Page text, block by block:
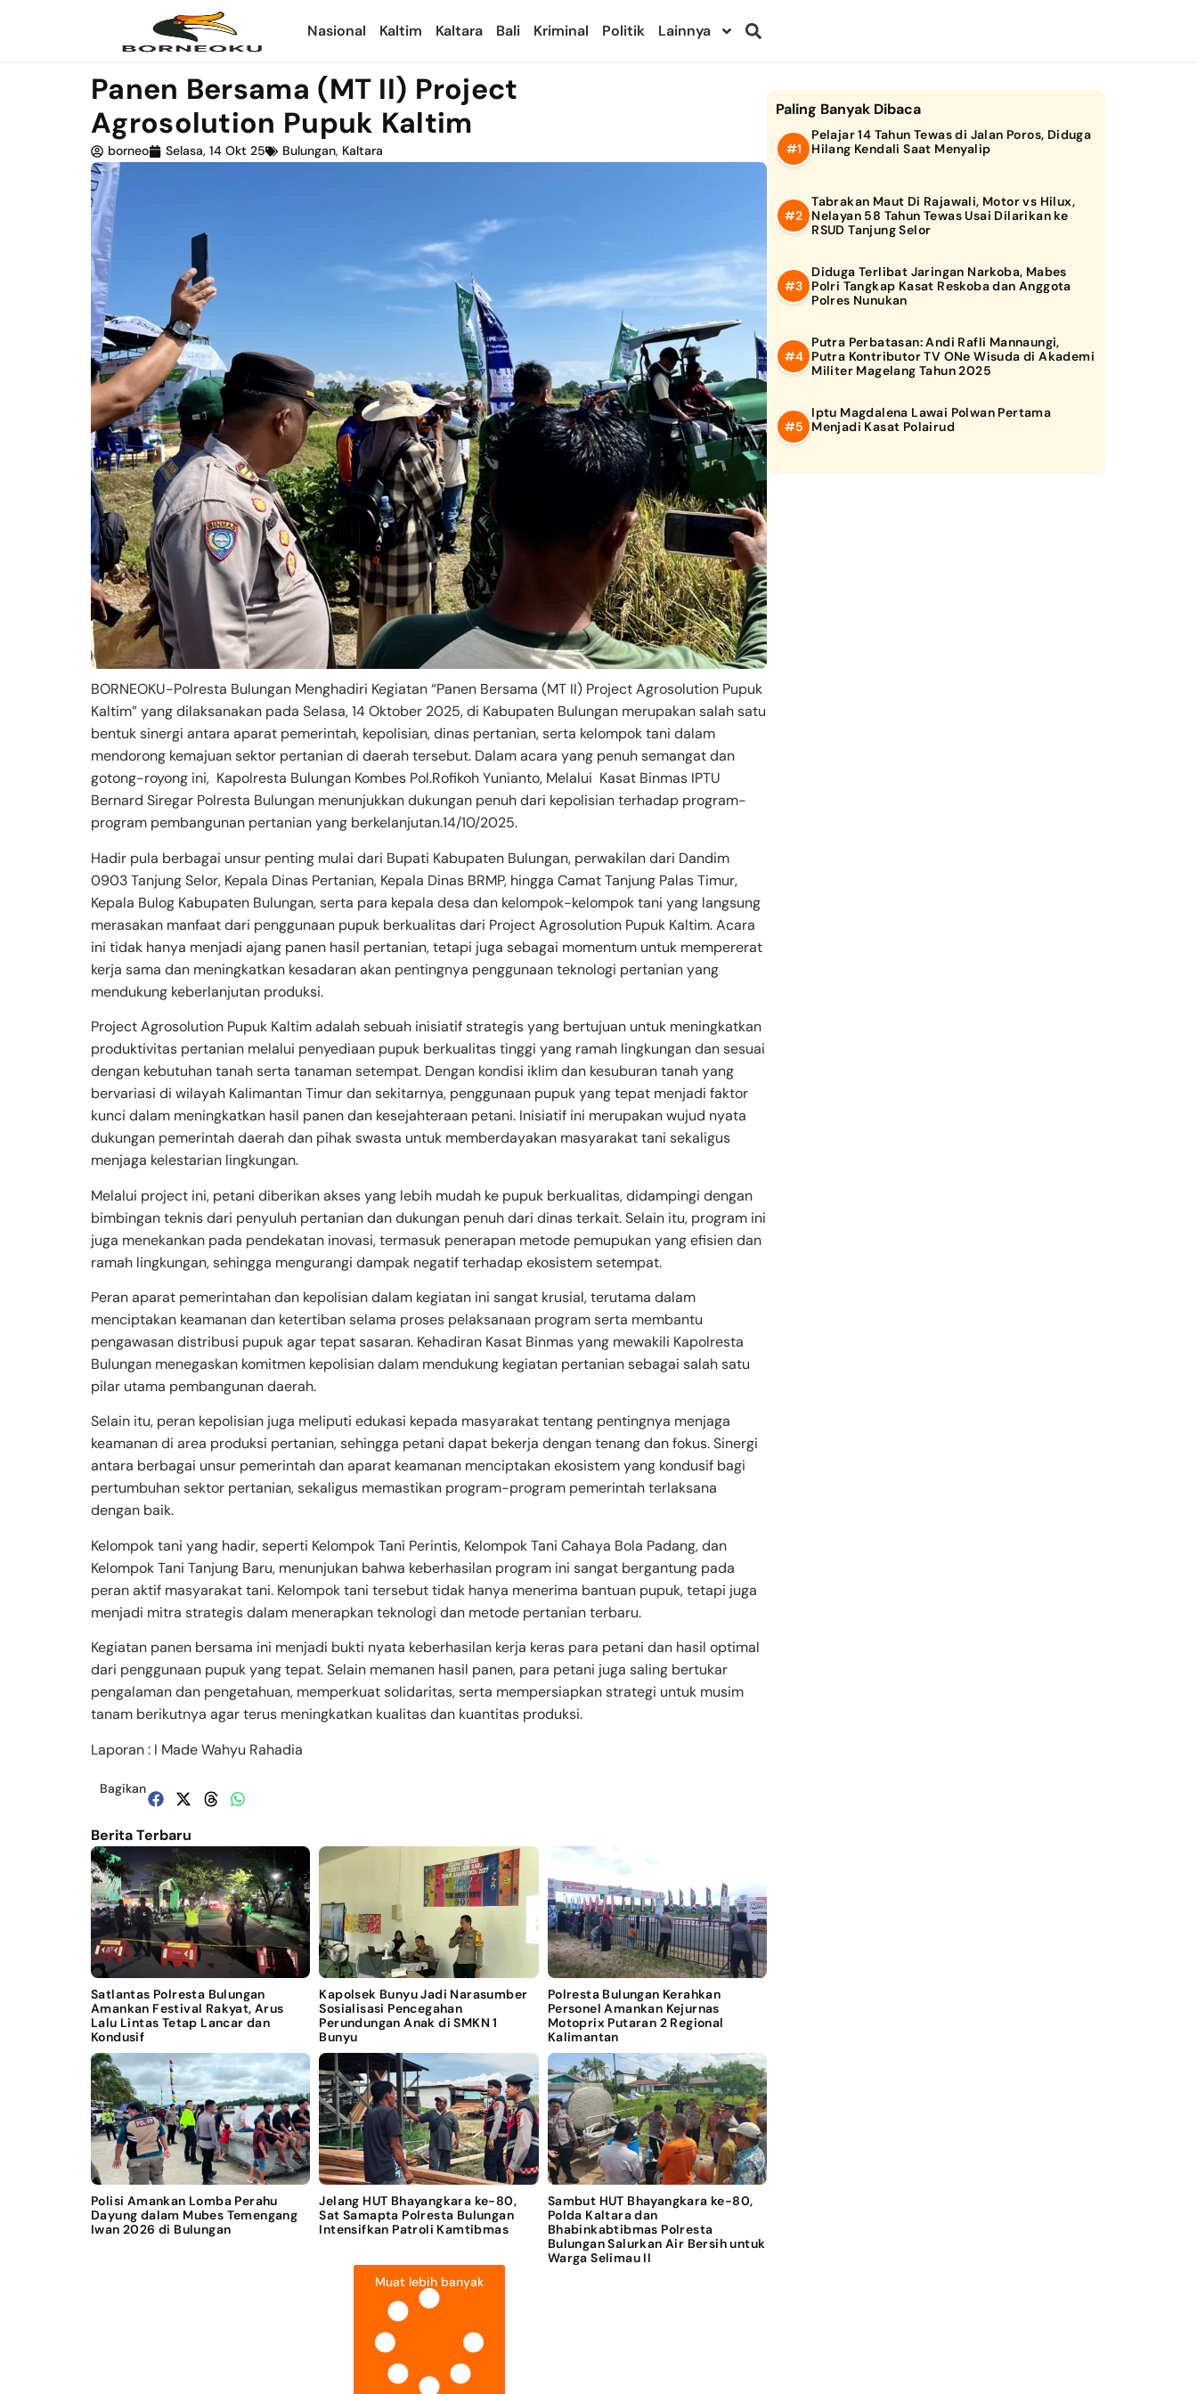
Nasional Kaltim Kaltara Bali Kriminal Politik Lainnya
Panen Bersama (MT II) Project
Agrosolution Pupuk Kaltim
borneo Selasa, 14 Okt 25 Bulungan, Kaltara
BORNEOKU-Polresta Bulungan Menghadiri Kegiatan “Panen Bersama (MT II) Project Agrosolution Pupuk
Kaltim” yang dilaksanakan pada Selasa, 14 Oktober 2025, di Kabupaten Bulungan merupakan salah satu
bentuk sinergi antara aparat pemerintah, kepolisian, dinas pertanian, serta kelompok tani dalam
mendorong kemajuan sektor pertanian di daerah tersebut. Dalam acara yang penuh semangat dan
gotong-royong ini, Kapolresta Bulungan Kombes Pol.Rofikoh Yunianto, Melalui Kasat Binmas IPTU
Bernard Siregar Polresta Bulungan menunjukkan dukungan penuh dari kepolisian terhadap program-
program pembangunan pertanian yang berkelanjutan.14/10/2025.
Hadir pula berbagai unsur penting mulai dari Bupati Kabupaten Bulungan, perwakilan dari Dandim
0903 Tanjung Selor, Kepala Dinas Pertanian, Kepala Dinas BRMP, hingga Camat Tanjung Palas Timur,
Kepala Bulog Kabupaten Bulungan, serta para kepala desa dan kelompok-kelompok tani yang langsung
merasakan manfaat dari penggunaan pupuk berkualitas dari Project Agrosolution Pupuk Kaltim. Acara
ini tidak hanya menjadi ajang panen hasil pertanian, tetapi juga sebagai momentum untuk mempererat
kerja sama dan meningkatkan kesadaran akan pentingnya penggunaan teknologi pertanian yang
mendukung keberlanjutan produksi.
Project Agrosolution Pupuk Kaltim adalah sebuah inisiatif strategis yang bertujuan untuk meningkatkan
produktivitas pertanian melalui penyediaan pupuk berkualitas tinggi yang ramah lingkungan dan sesuai
dengan kebutuhan tanah serta tanaman setempat. Dengan kondisi iklim dan kesuburan tanah yang
bervariasi di wilayah Kalimantan Timur dan sekitarnya, penggunaan pupuk yang tepat menjadi faktor
kunci dalam meningkatkan hasil panen dan kesejahteraan petani. Inisiatif ini merupakan wujud nyata
dukungan pemerintah daerah dan pihak swasta untuk memberdayakan masyarakat tani sekaligus
menjaga kelestarian lingkungan.
Melalui project ini, petani diberikan akses yang lebih mudah ke pupuk berkualitas, didampingi dengan
bimbingan teknis dari penyuluh pertanian dan dukungan penuh dari dinas terkait. Selain itu, program ini
juga menekankan pada pendekatan inovasi, termasuk penerapan metode pemupukan yang efisien dan
ramah lingkungan, sehingga mengurangi dampak negatif terhadap ekosistem setempat.
Peran aparat pemerintahan dan kepolisian dalam kegiatan ini sangat krusial, terutama dalam
menciptakan keamanan dan ketertiban selama proses pelaksanaan program serta membantu
pengawasan distribusi pupuk agar tepat sasaran. Kehadiran Kasat Binmas yang mewakili Kapolresta
Bulungan menegaskan komitmen kepolisian dalam mendukung kegiatan pertanian sebagai salah satu
pilar utama pembangunan daerah.
Selain itu, peran kepolisian juga meliputi edukasi kepada masyarakat tentang pentingnya menjaga
keamanan di area produksi pertanian, sehingga petani dapat bekerja dengan tenang dan fokus. Sinergi
antara berbagai unsur pemerintah dan aparat keamanan menciptakan ekosistem yang kondusif bagi
pertumbuhan sektor pertanian, sekaligus memastikan program-program pemerintah terlaksana
dengan baik.
Kelompok tani yang hadir, seperti Kelompok Tani Perintis, Kelompok Tani Cahaya Bola Padang, dan
Kelompok Tani Tanjung Baru, menunjukan bahwa keberhasilan program ini sangat bergantung pada
peran aktif masyarakat tani. Kelompok tani tersebut tidak hanya menerima bantuan pupuk, tetapi juga
menjadi mitra strategis dalam menerapkan teknologi dan metode pertanian terbaru.
Kegiatan panen bersama ini menjadi bukti nyata keberhasilan kerja keras para petani dan hasil optimal
dari penggunaan pupuk yang tepat. Selain memanen hasil panen, para petani juga saling bertukar
pengalaman dan pengetahuan, memperkuat solidaritas, serta mempersiapkan strategi untuk musim
tanam berikutnya agar terus meningkatkan kualitas dan kuantitas produksi.
Laporan : I Made Wahyu Rahadia
Bagikan
Berita Terbaru
Satlantas Polresta Bulungan
Amankan Festival Rakyat, Arus
Lalu Lintas Tetap Lancar dan
Kondusif
Kapolsek Bunyu Jadi Narasumber
Sosialisasi Pencegahan
Perundungan Anak di SMKN 1
Bunyu
Polresta Bulungan Kerahkan
Personel Amankan Kejurnas
Motoprix Putaran 2 Regional
Kalimantan
Polisi Amankan Lomba Perahu
Dayung dalam Mubes Temengang
Iwan 2026 di Bulungan
Jelang HUT Bhayangkara ke-80,
Sat Samapta Polresta Bulungan
Intensifkan Patroli Kamtibmas
Sambut HUT Bhayangkara ke-80,
Polda Kaltara dan
Bhabinkabtibmas Polresta
Bulungan Salurkan Air Bersih untuk
Warga Selimau II
Muat lebih banyak
Paling Banyak Dibaca
Pelajar 14 Tahun Tewas di Jalan Poros, Diduga
Hilang Kendali Saat Menyalip
Tabrakan Maut Di Rajawali, Motor vs Hilux,
Nelayan 58 Tahun Tewas Usai Dilarikan ke
RSUD Tanjung Selor
Diduga Terlibat Jaringan Narkoba, Mabes
Polri Tangkap Kasat Reskoba dan Anggota
Polres Nunukan
Putra Perbatasan: Andi Rafli Mannaungi,
Putra Kontributor TV ONe Wisuda di Akademi
Militer Magelang Tahun 2025
Iptu Magdalena Lawai Polwan Pertama
Menjadi Kasat Polairud